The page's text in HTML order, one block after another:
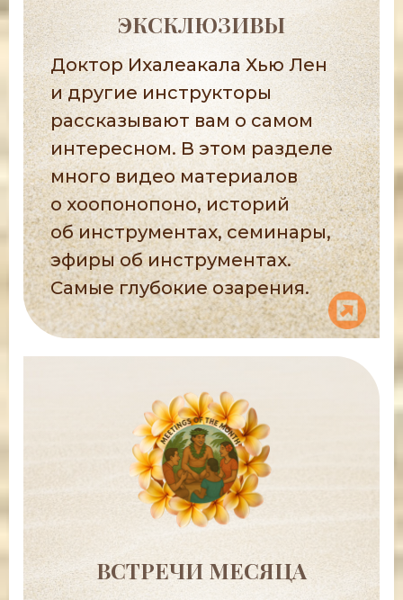
ЭКСКЛЮЗИВЫ
Доктор Ихалеакала Хью Лен
и другие инструкторы
рассказывают вам о самом
интересном. В этом разделе
много видео материалов
о хоопонопоно, историй
об инструментах, семинары,
эфиры об инструментах.
Самые глубокие озарения.
ВСТРЕЧИ МЕСЯЦА